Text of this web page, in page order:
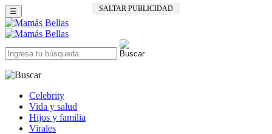
SALTAR PUBLICIDAD
☰
Celebrity
Vida y salud
Hijos y familia
Virales